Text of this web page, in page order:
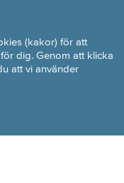
(kakor) för att
dig. Genom att klicka
att vi använder